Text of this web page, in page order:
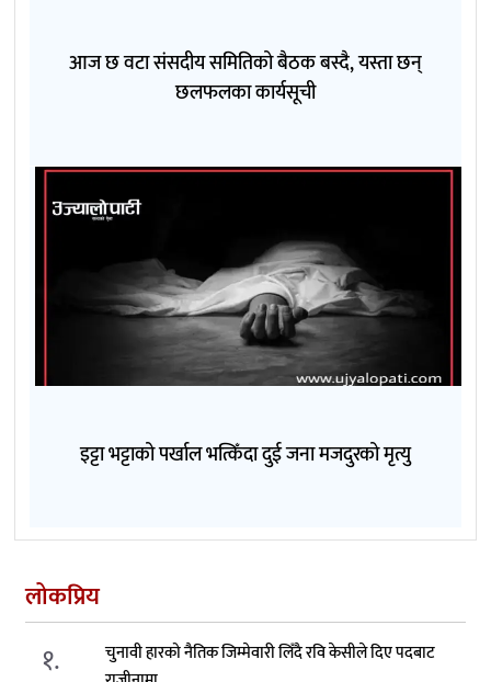
आज छ वटा संसदीय समितिको बैठक बस्दै, यस्ता छन्
छलफलका कार्यसूची
इट्टा भट्टाको पर्खाल भत्किँदा दुई जना मजदुरको मृत्यु
लोकप्रिय
१.
चुनावी हारको नैतिक जिम्मेवारी लिँदै रवि केसीले दिए पदबाट